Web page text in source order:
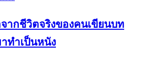
ากชีวิตจริงของคนเขียนบท
ทำเป็นหนัง